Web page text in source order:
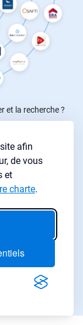
afin
de vous
et
charte.
et la recherche ?
pour vous les
les résultats
avec le seul outil